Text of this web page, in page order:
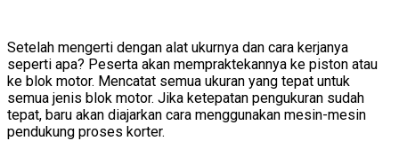
Setelah mengerti dengan alat ukurnya dan cara kerjanya
seperti apa? Peserta akan mempraktekannya ke piston atau
ke blok motor. Mencatat semua ukuran yang tepat untuk
semua jenis blok motor. Jika ketepatan pengukuran sudah
tepat, baru akan diajarkan cara menggunakan mesin-mesin
pendukung proses korter.